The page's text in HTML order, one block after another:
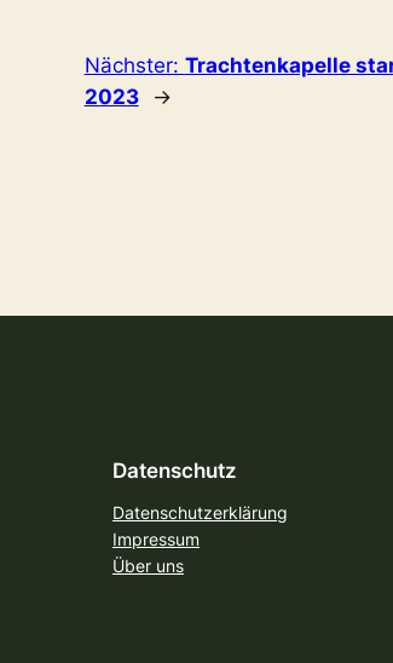
Nächster: Trachtenkapelle
2023
→
Datenschutz
Datenschutzerklärung
Impressum
Über uns